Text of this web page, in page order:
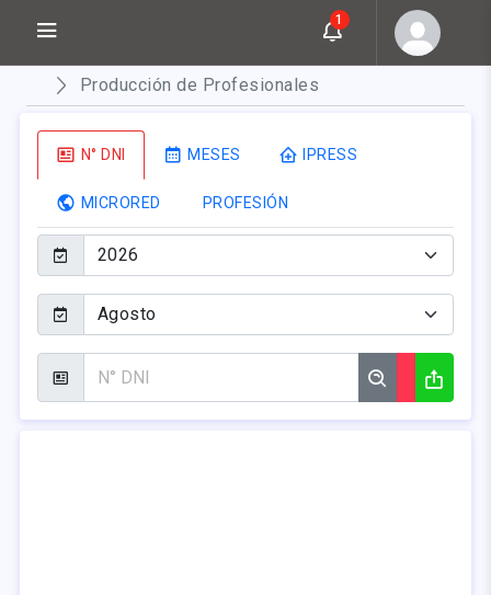
1
Producción de Profesionales
N° DNI MESES IPRESS
MICRORED PROFESIÓN
2026
Agosto